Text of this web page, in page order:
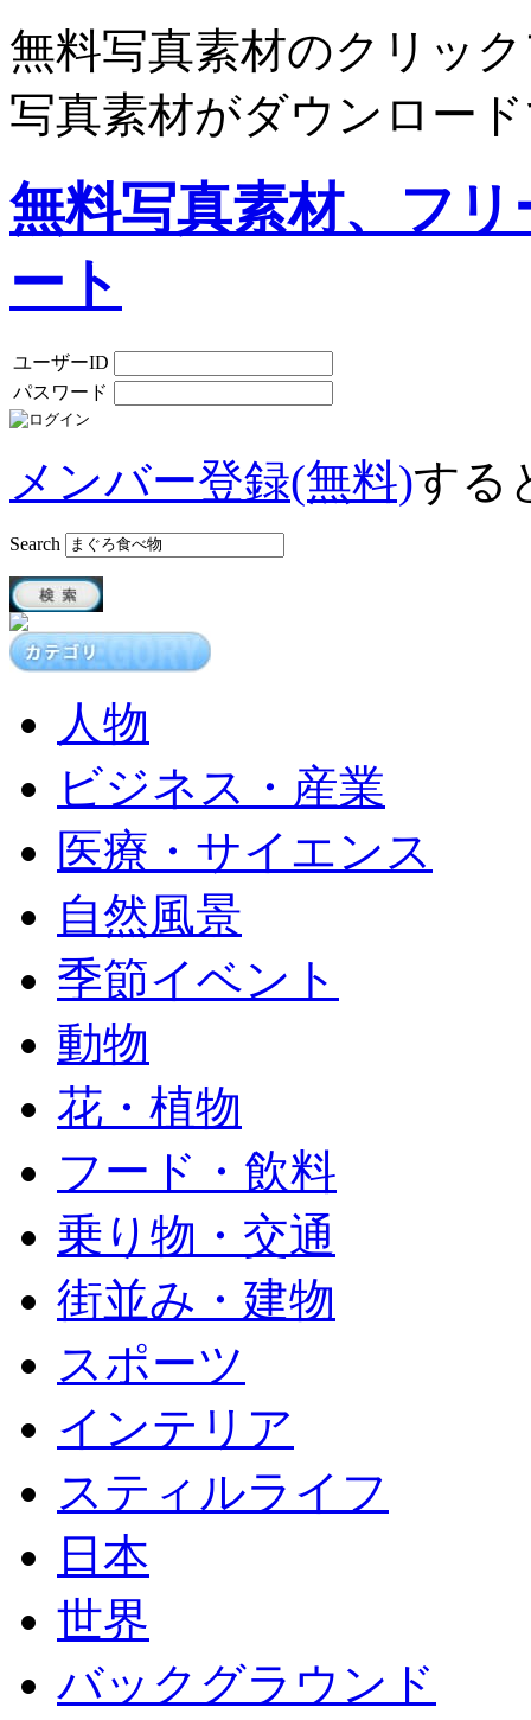
無料写真素材のクリッ
写真素材がダウンロー
無料写真素材、フ
ート
ユーザーID
パスワード
メンバー登録(無料)する
Search
人物
ビジネス・産業
医療・サイエンス
自然風景
季節イベント
動物
花・植物
フード・飲料
乗り物・交通
街並み・建物
スポーツ
インテリア
スティルライフ
日本
世界
バックグラウンド